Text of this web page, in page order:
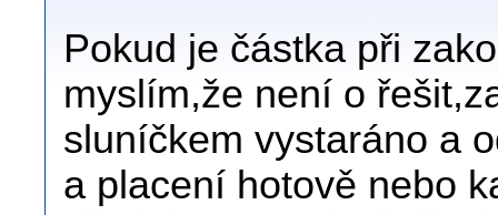
Pokud je částka při
myslím,že není o
sluníčkem vystaráno a
a placení hotově nebo